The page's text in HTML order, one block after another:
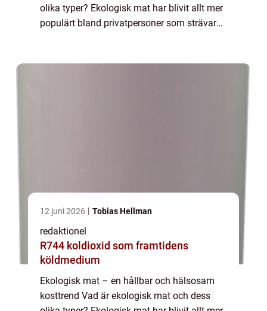
olika typer? Ekologisk mat har blivit allt mer
populärt bland privatpersoner som strävar
12 juni 2026 Tobias Hellman
redaktionel
R744 koldioxid som framtidens
köldmedium
Ekologisk mat – en hållbar och hälsosam
kosttrend Vad är ekologisk mat och dess